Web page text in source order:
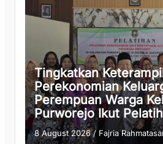
Tingkatkan
Perekonomian
Perempuan Warga
Purworejo Ikut
8 August 2026/ Fajria